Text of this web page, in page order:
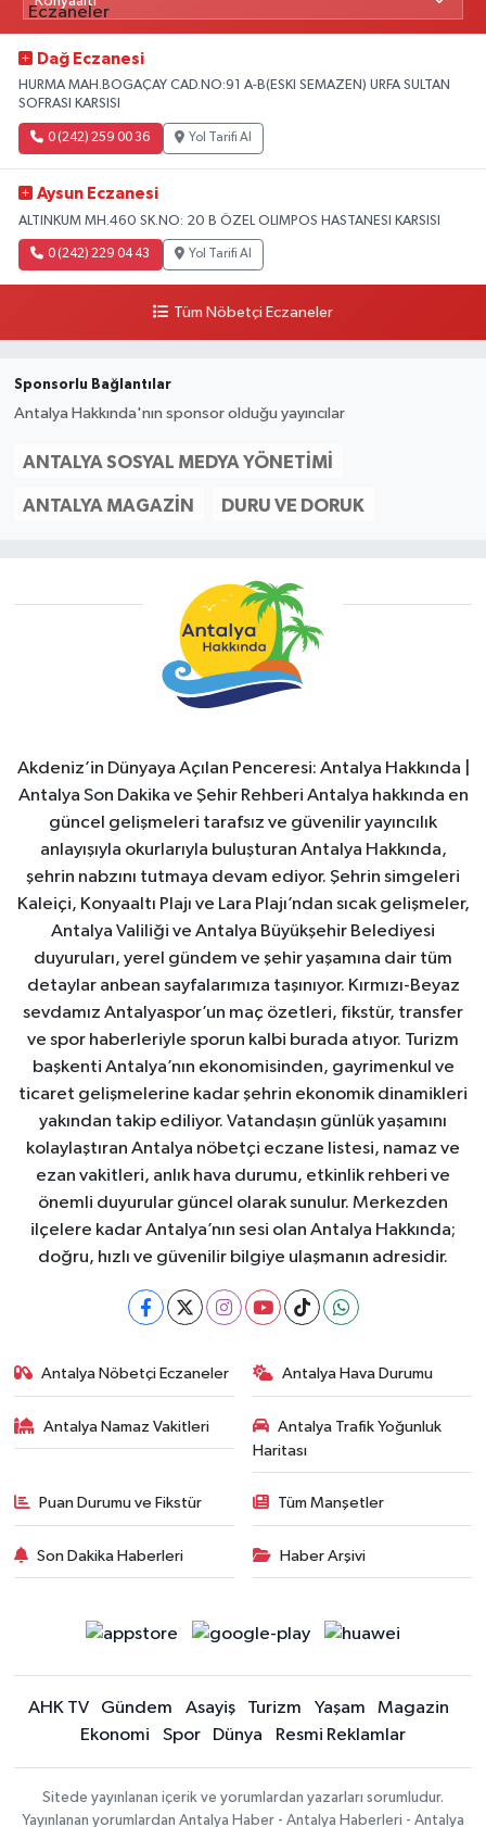
Dağ Eczanesi
HURMA MAH.BOGAÇAY CAD.NO:91 A-B(ESKI SEMAZEN) URFA SULTAN
SOFRASI KARSISI
0 (242) 259 00 36 Yol Tarifi Al
Aysun Eczanesi
ALTINKUM MH.460 SK.NO: 20 B ÖZEL OLIMPOS HASTANESI KARSISI
0 (242) 229 04 43 Yol Tarifi Al
Tüm Nöbetçi Eczaneler
Sponsorlu Bağlantılar
Antalya Hakkında'nın sponsor olduğu yayıncılar
ANTALYA SOSYAL MEDYA YÖNETIMI
ANTALYA MAGAZIN DURU VE DORUK
Akdeniz’in Dünyaya Açılan Penceresi: Antalya Hakkında |
Antalya Son Dakika ve Şehir Rehberi Antalya hakkında en
güncel gelişmeleri tarafsız ve güvenilir yayıncılık
anlayışıyla okurlarıyla buluşturan Antalya Hakkında,
şehrin nabzını tutmaya devam ediyor. Şehrin simgeleri
Kaleiçi, Konyaaltı Plajı ve Lara Plajı’ndan sıcak gelişmeler,
Antalya Valiliği ve Antalya Büyükşehir Belediyesi
duyuruları, yerel gündem ve şehir yaşamına dair tüm
detaylar anbean sayfalarımıza taşınıyor. Kırmızı-Beyaz
sevdamız Antalyaspor’un maç özetleri, fikstür, transfer
ve spor haberleriyle sporun kalbi burada atıyor. Turizm
başkenti Antalya’nın ekonomisinden, gayrimenkul ve
ticaret gelişmelerine kadar şehrin ekonomik dinamikleri
yakından takip ediliyor. Vatandaşın günlük yaşamını
kolaylaştıran Antalya nöbetçi eczane listesi, namaz ve
ezan vakitleri, anlık hava durumu, etkinlik rehberi ve
önemli duyurular güncel olarak sunulur. Merkezden
ilçelere kadar Antalya’nın sesi olan Antalya Hakkında;
doğru, hızlı ve güvenilir bilgiye ulaşmanın adresidir.
Antalya Nöbetçi Eczaneler Antalya Hava Durumu
Antalya Namaz Vakitleri
Antalya Trafik Yoğunluk
Haritası
Puan Durumu ve Fikstür Tüm Manşetler
Son Dakika Haberleri Haber Arşivi
AHK TV Gündem Asayiş Turizm Yaşam
Magazin
Ekonomi
Spor Dünya Resmi Reklamlar
Sitede yayınlanan içerik ve yorumlardan yazarları sorumludur.
Yayınlanan yorumlardan Antalya Haber - Antalya Haberleri - Antalya